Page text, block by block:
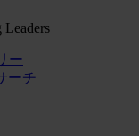
Leaders
ー
ーチ